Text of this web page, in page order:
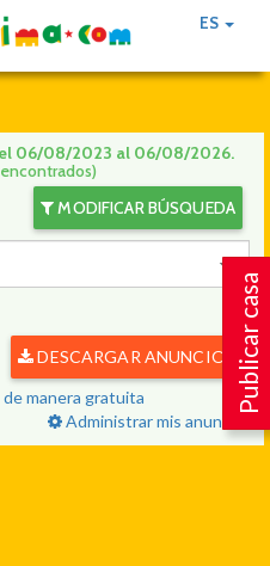
ES
Publicar casa
06/08/2023 al 06/08/2026.
MODIFICAR BÚSQUEDA
DESCARGAR ANUNCIOS
manera gratuita
Administrar mis anuncios